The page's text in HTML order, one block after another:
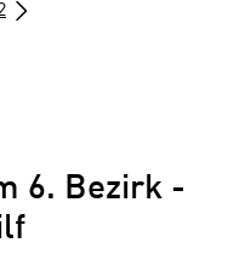
6. Bezirk -